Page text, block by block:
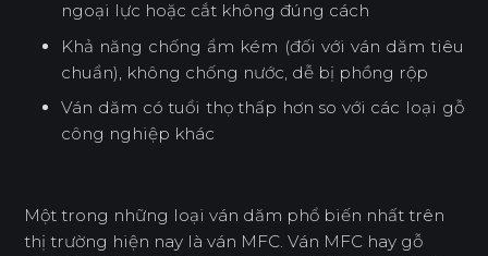
ngoại lực hoặc cắt không đúng cách
Khả năng chống ẩm kém (đối với ván dăm tiêu
chuẩn), không chống nước, dễ bị phồng rộp
Ván dăm có tuổi thọ thấp hơn so với các loại gỗ
công nghiệp khác
Một trong những loại ván dăm phổ biến nhất trên
thị trường hiện nay là ván MFC. Ván MFC hay gỗ